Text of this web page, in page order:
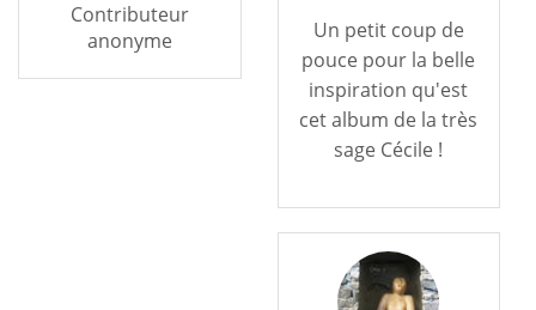
Contributeur
anonyme
Un petit coup de
pouce pour la belle
inspiration qu'est
cet album de la très
sage Cécile !